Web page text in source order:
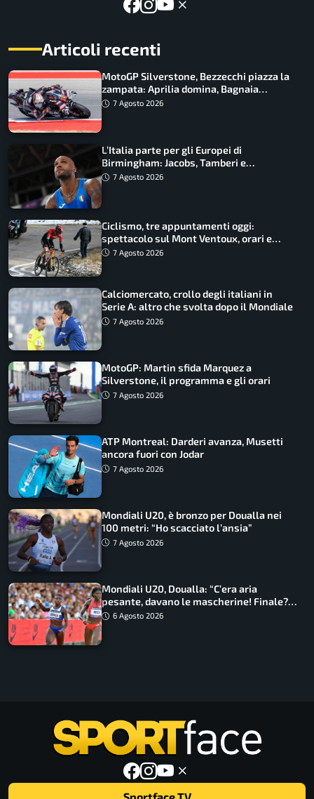
Articoli recenti
MotoGP Silverstone, Bezzecchi piazza la
zampata: Aprilia domina, Bagnaia
costretto al Q1
7 Agosto 2026
L’Italia parte per gli Europei di
Birmingham: Jacobs, Tamberi e
Battocletti guidano una spedizione
7 Agosto 2026
Ciclismo, tre appuntamenti oggi:
spettacolo sul Mont Ventoux, orari e
come vederli
7 Agosto 2026
Calciomercato, crollo degli italiani in
Serie A: altro che svolta dopo il Mondiale
7 Agosto 2026
MotoGP: Martin sfida Marquez a
Silverstone, il programma e gli orari
7 Agosto 2026
ATP Montreal: Darderi avanza, Musetti
ancora fuori con Jodar
7 Agosto 2026
Mondiali U20, è bronzo per Doualla nei
100 metri: “Ho scacciato l’ansia”
7 Agosto 2026
Mondiali U20, Doualla: “C’era aria
pesante, davano le mascherine! Finale?
Non ho nulla da perdere”
6 Agosto 2026